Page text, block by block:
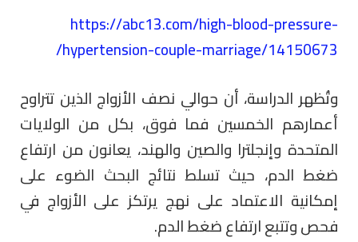
https://abc13.com/high-blood-pressure-
hypertension-couple-marriage/14150673/
وتُظهر الدراسة، أن حوالي نصف الأزواج الذين تتراوح
أعمارهم الخمسين فما فوق، بكل من الولايات
المتحدة وإنجلترا والصين والهند، يعانون من ارتفاع
ضغط الدم، حيث تسلط نتائج البحث الضوء على
إمكانية الاعتماد على نهج يرتكز على الأزواج في
فحص وتتبع ارتفاع ضغط الدم.